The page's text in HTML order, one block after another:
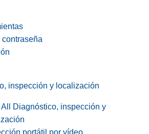
inspección y localización
Diagnóstico, inspección y
portátil por vídeo